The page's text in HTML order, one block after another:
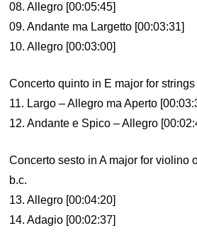
08. Allegro [00:05:45]
09. Andante ma Largetto [00:03:31]
10. Allegro [00:03:00]
Concerto quinto in E major for strings
11. Largo – Allegro ma Aperto
12. Andante e Spico – Allegro
Concerto sesto in A major for violino
b.c.
13. Allegro [00:04:20]
14. Adagio [00:02:37]